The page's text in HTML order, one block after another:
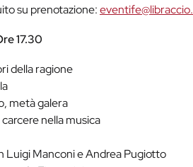
su prenotazione:
17.30
della ragione
metà galera
nella musica
Luigi Manconi e Andrea Pugiotto